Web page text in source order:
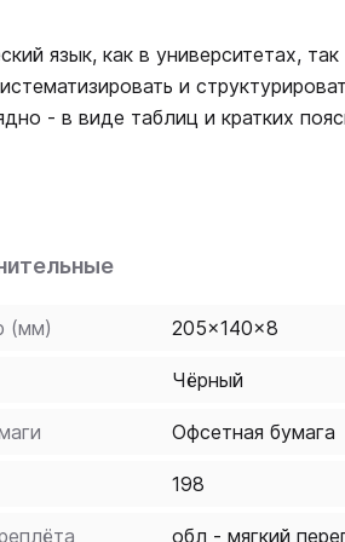
язык, как в университетах, так
и
- в виде таблиц и кратких
этапах обучения.
(мм) 205x140x8
Чёрный
Офсетная бумага
198
обл - мягкий